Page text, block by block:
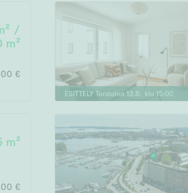
/
m²
€
ESITTELY Torstaina 13. 8 . klo 15:00
m²
€